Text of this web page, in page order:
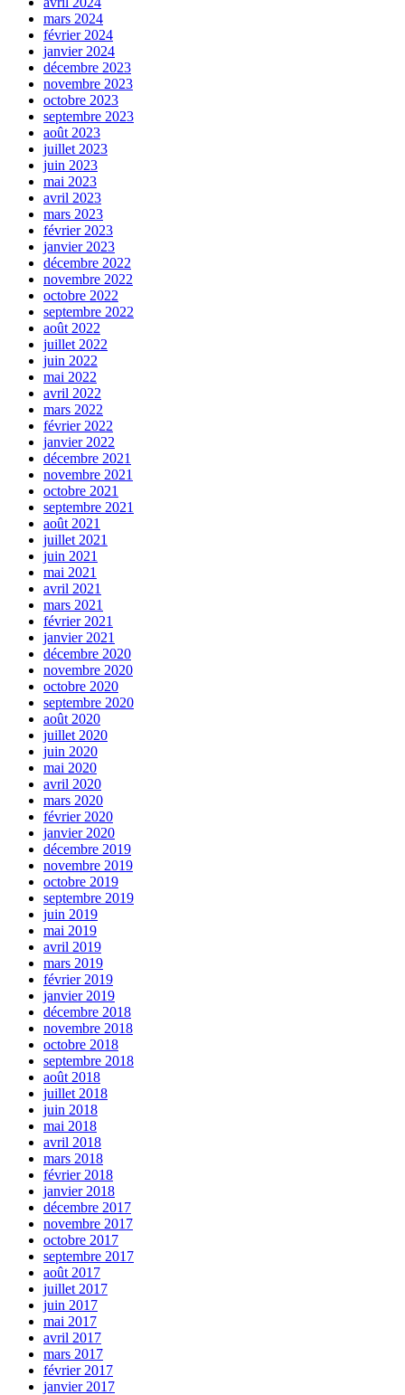
mars 2024
février 2024
janvier 2024
décembre 2023
novembre 2023
octobre 2023
septembre 2023
août 2023
juillet 2023
juin 2023
mai 2023
avril 2023
mars 2023
février 2023
janvier 2023
décembre 2022
novembre 2022
octobre 2022
septembre 2022
août 2022
juillet 2022
juin 2022
mai 2022
avril 2022
mars 2022
février 2022
janvier 2022
décembre 2021
novembre 2021
octobre 2021
septembre 2021
août 2021
juillet 2021
juin 2021
mai 2021
avril 2021
mars 2021
février 2021
janvier 2021
décembre 2020
novembre 2020
octobre 2020
septembre 2020
août 2020
juillet 2020
juin 2020
mai 2020
avril 2020
mars 2020
février 2020
janvier 2020
décembre 2019
novembre 2019
octobre 2019
septembre 2019
juin 2019
mai 2019
avril 2019
mars 2019
février 2019
janvier 2019
décembre 2018
novembre 2018
octobre 2018
septembre 2018
août 2018
juillet 2018
juin 2018
mai 2018
avril 2018
mars 2018
février 2018
janvier 2018
décembre 2017
novembre 2017
octobre 2017
septembre 2017
août 2017
juillet 2017
juin 2017
mai 2017
avril 2017
mars 2017
février 2017
janvier 2017